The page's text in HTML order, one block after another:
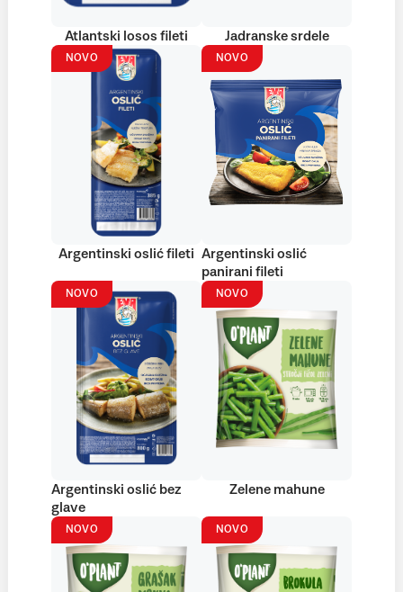
Atlantski losos fileti Jadranske srdele
NOVO
Argentinski oslić fileti
NOVO
Argentinski oslić
panirani fileti
NOVO
Argentinski oslić bez
glave
NOVO
Zelene mahune
NOVO NOVO